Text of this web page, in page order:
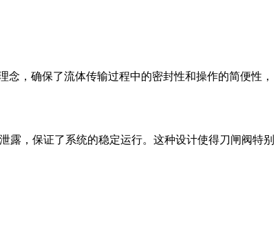
，确保了流体传输过程中的密封性和操作的简便性，
露，保证了系统的稳定运行。这种设计使得刀闸阀特别